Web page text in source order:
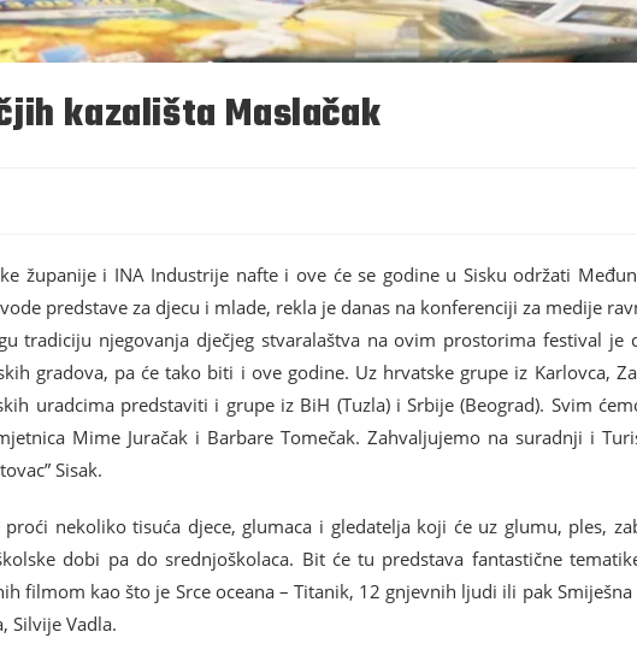
kazališta Maslačak
županije i INA Industrije nafte i ove će se godine u Sisku održati
predstave za djecu i mlade, rekla je danas na konferenciji za medije
tradiciju njegovanja dječjeg stvaralaštva na ovim prostorima festival je
gradova, pa će tako biti i ove godine. Uz hrvatske grupe iz Karlovca,
uradcima predstaviti i grupe iz BiH (Tuzla) i Srbije (Beograd). Svim
Mime Juračak i Barbare Tomečak. Zahvaljujemo na suradnji i
Sisak.
nekoliko tisuća djece, glumaca i gledatelja koji će uz glumu, ples,
dobi pa do srednjoškolaca. Bit će tu predstava fantastične
filmom kao što je Srce oceana – Titanik, 12 gnjevnih ljudi ili pak
Silvije Vadla.